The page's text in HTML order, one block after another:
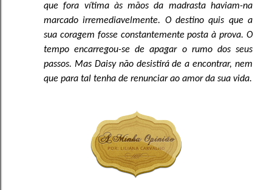
que fora vítima às mãos da madrasta haviam-na
marcado irremediavelmente. O destino quis que a
sua coragem fosse constantemente posta à prova. O
tempo encarregou-se de apagar o rumo dos seus
passos. Mas Daisy não desistirá de a encontrar, nem
que para tal tenha de renunciar ao amor da sua vida.